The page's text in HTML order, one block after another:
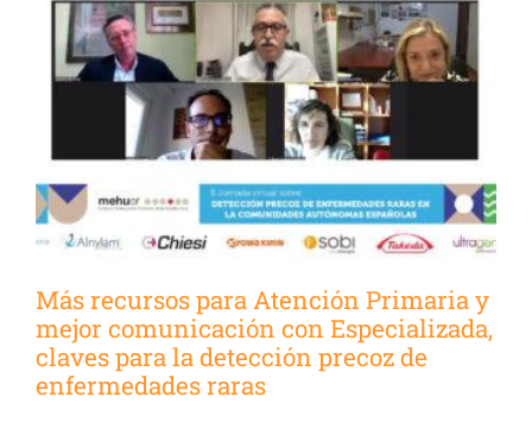
Más recursos para Atención Primaria y
mejor comunicación con Especializada,
claves para la detección precoz de
enfermedades raras